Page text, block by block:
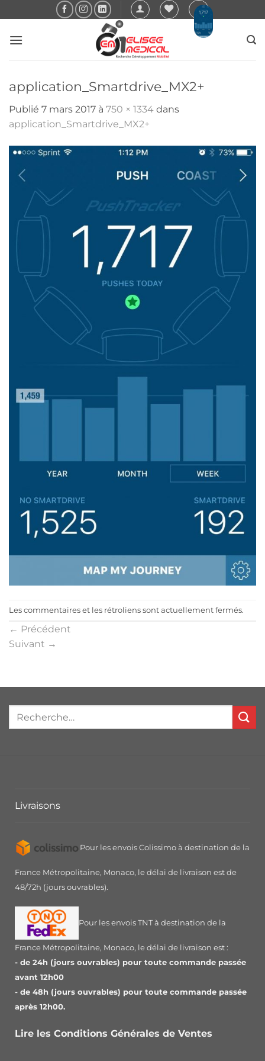
au
contenu
application_Smartdrive_MX2+
Publié 7 mars 2017 à 750 × 1334 dans
application_Smartdrive_MX2+
Les commentaires et les rétroliens sont actuellement fermés.
← Précédent
Suivant →
Livraisons
Pour les envois Colissimo à destination de la
France Métropolitaine, Monaco, le délai de livraison est de
48/72h (jours ouvrables).
Pour les envois TNT à destination de la
France Métropolitaine, Monaco, le délai de livraison est :
- de 24h (jours ouvrables) pour toute commande passée
avant 12h00
- de 48h (jours ouvrables) pour toute commande passée
après 12h00.
Lire les Conditions Générales de Ventes